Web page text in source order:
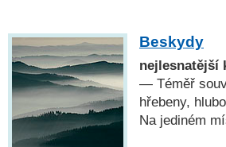
Beskydy
nejlesnatější
— Téměř
hřebeny,
Na jediném